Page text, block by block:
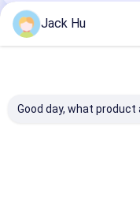
Λεωφορείο
Οι Κατηγορίες Μας
Jack Hu
Good day, what product